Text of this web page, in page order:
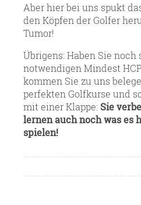
Aber hier bei uns spukt
den Köpfen der Golfer
Tumor!
Übrigens: Haben Sie
notwendigen Mindest
kommen Sie zu uns
perfekten Golfkurse und
mit einer Klappe: Sie
lernen auch noch was es
spielen!